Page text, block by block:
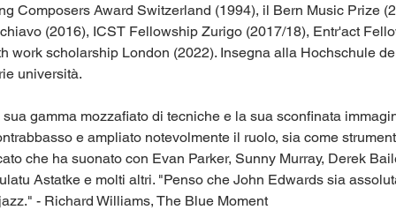
Composers Award Switzerland (1994), il Bern Music Prize
(2016), ICST Fellowship Zurigo (2017/18), Entr'act
work scholarship London (2022). Insegna alla Hochschule
università.
gamma mozzafiato di tecniche e la sua sconfinata
e ampliato notevolmente il ruolo, sia come
che ha suonato con Evan Parker, Sunny Murray, Derek
Astatke e molti altri. "Penso che John Edwards sia
- Richard Williams, The Blue Moment